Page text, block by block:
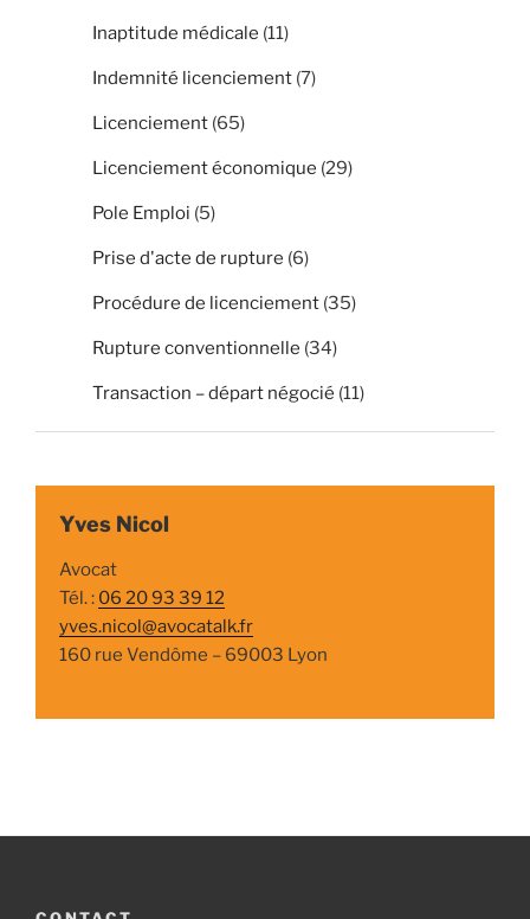
Inaptitude médicale (11)
Indemnité licenciement (7)
Licenciement (65)
Licenciement économique (29)
Pole Emploi (5)
Prise d'acte de rupture (6)
Procédure de licenciement (35)
Rupture conventionnelle (34)
Transaction – départ négocié (11)
Yves Nicol
Avocat
Tél. : 06 20 93 39 12
yves.nicol@avocatalk.fr
160 rue Vendôme – 69003 Lyon